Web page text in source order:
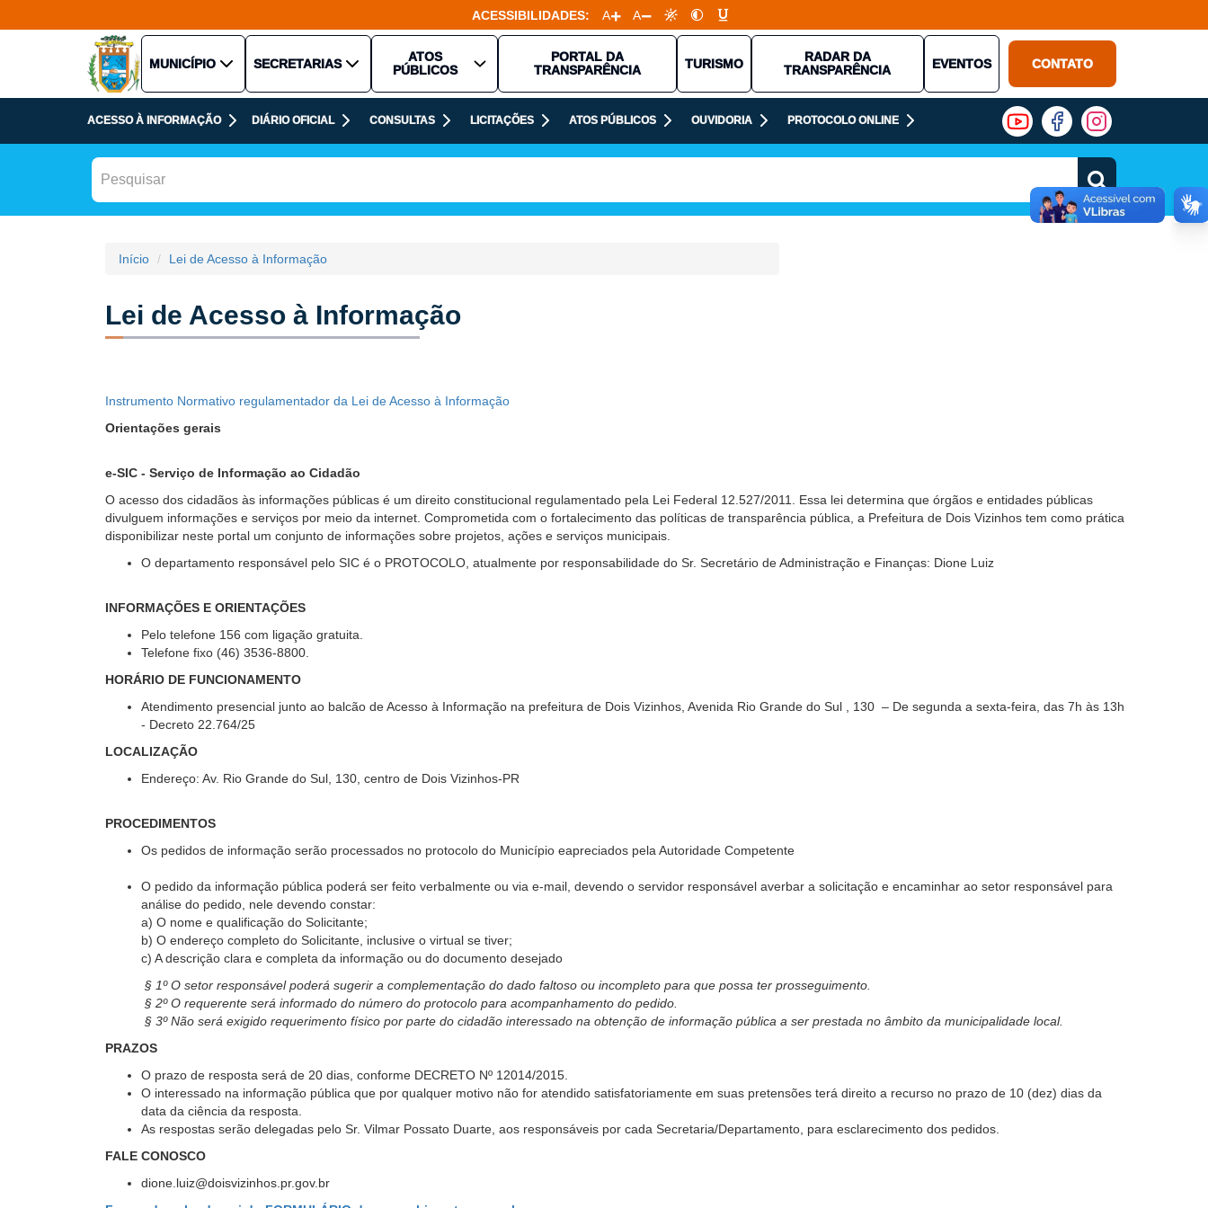
ACESSIBILIDADES: A A
MUNICÍPIO SECRETARIAS
ATOS
PÚBLICOS
PORTAL DA
TRANSPARÊNCIA
TURISMO
RADAR DA
TRANSPARÊNCIA
EVENTOS CONTATO
ACESSO À INFORMAÇÃO DIÁRIO OFICIAL CONSULTAS LICITAÇÕES ATOS PÚBLICOS OUVIDORIA PROTOCOLO ONLINE
Início Lei de Acesso à Informação
Lei de Acesso à Informação
Instrumento Normativo regulamentador da Lei de Acesso à Informação
Orientações gerais
e-SIC - Serviço de Informação ao Cidadão
O acesso dos cidadãos às informações públicas é um direito constitucional regulamentado pela Lei Federal 12.527/2011. Essa lei determina que órgãos e entidades públicas
divulguem informações e serviços por meio da internet. Comprometida com o fortalecimento das políticas de transparência pública, a Prefeitura de Dois Vizinhos tem como prática
disponibilizar neste portal um conjunto de informações sobre projetos, ações e serviços municipais.
O departamento responsável pelo SIC é o PROTOCOLO, atualmente por responsabilidade do Sr. Secretário de Administração e Finanças: Dione Luiz
INFORMAÇÕES E ORIENTAÇÕES
Pelo telefone 156 com ligação gratuita.
Telefone fixo (46) 3536-8800.
HORÁRIO DE FUNCIONAMENTO
Atendimento presencial junto ao balcão de Acesso à Informação na prefeitura de Dois Vizinhos, Avenida Rio Grande do Sul , 130 – De segunda a sexta-feira, das 7h às 13h
- Decreto 22.764/25
LOCALIZAÇÃO
Endereço: Av. Rio Grande do Sul, 130, centro de Dois Vizinhos-PR
PROCEDIMENTOS
Os pedidos de informação serão processados no protocolo do Município eapreciados pela Autoridade Competente
O pedido da informação pública poderá ser feito verbalmente ou via e-mail, devendo o servidor responsável averbar a solicitação e encaminhar ao setor responsável para
análise do pedido, nele devendo constar:
a) O nome e qualificação do Solicitante;
b) O endereço completo do Solicitante, inclusive o virtual se tiver;
c) A descrição clara e completa da informação ou do documento desejado
§ 1º O setor responsável poderá sugerir a complementação do dado faltoso ou incompleto para que possa ter prosseguimento.
§ 2º O requerente será informado do número do protocolo para acompanhamento do pedido.
§ 3º Não será exigido requerimento físico por parte do cidadão interessado na obtenção de informação pública a ser prestada no âmbito da municipalidade local.
PRAZOS
O prazo de resposta será de 20 dias, conforme DECRETO Nº 12014/2015.
O interessado na informação pública que por qualquer motivo não for atendido satisfatoriamente em suas pretensões terá direito a recurso no prazo de 10 (dez) dias da
data da ciência da resposta.
As respostas serão delegadas pelo Sr. Vilmar Possato Duarte, aos responsáveis por cada Secretaria/Departamento, para esclarecimento dos pedidos.
FALE CONOSCO
dione.luiz@doisvizinhos.pr.gov.br